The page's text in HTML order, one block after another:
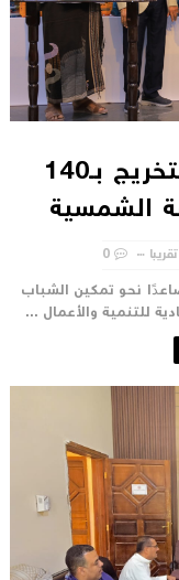
سيئون.. البادية تحتفي بتخريج بـ140
الشمسية
0
تمكين الشباب
والأعمال ...